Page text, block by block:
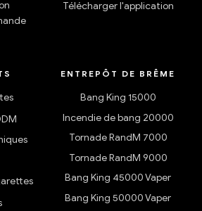
Télécharger l'application
ENTREPÔT DE BRÊME
Bang King 15000
Incendie de bang 20000
Tornade RandM 7000
Tornade RandM 9000
Bang King 45000 Vaper
Bang King 50000 Vaper